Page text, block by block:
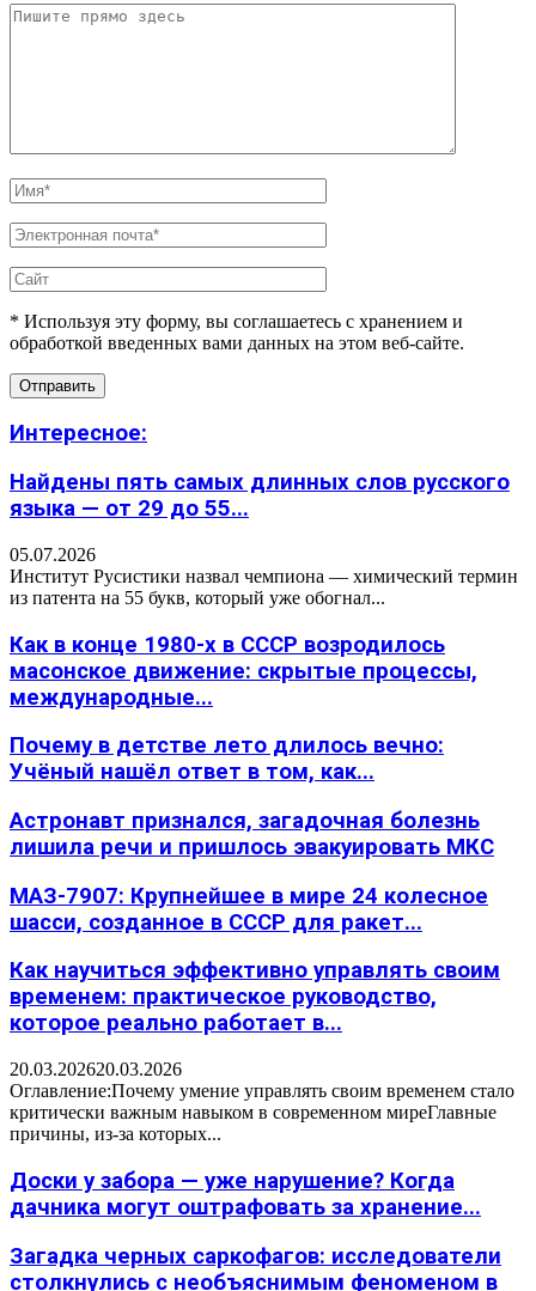
* Используя эту форму, вы соглашаетесь с хранением и
обработкой введенных вами данных на этом веб-сайте.
Интересное:
Найдены пять самых длинных слов русского
языка — от 29 до 55...
05.07.2026
Институт Русистики назвал чемпиона — химический термин
из патента на 55 букв, который уже обогнал...
Как в конце 1980-х в СССР возродилось
масонское движение: скрытые процессы,
международные...
Почему в детстве лето длилось вечно:
Учёный нашёл ответ в том, как...
Астронавт признался, загадочная болезнь
лишила речи и пришлось эвакуировать МКС
МАЗ-7907: Крупнейшее в мире 24 колесное
шасси, созданное в СССР для ракет...
Как научиться эффективно управлять своим
временем: практическое руководство,
которое реально работает в...
20.03.202620.03.2026
Оглавление:Почему умение управлять своим временем стало
критически важным навыком в современном миреГлавные
причины, из-за которых...
Доски у забора — уже нарушение? Когда
дачника могут оштрафовать за хранение...
Загадка черных саркофагов: исследователи
столкнулись с необъяснимым феноменом в